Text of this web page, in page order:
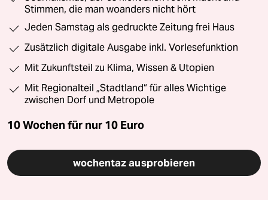
Stimmen, die man woanders nicht hört
Jeden Samstag als gedruckte Zeitung frei Haus
Zusätzlich digitale Ausgabe inkl. Vorlesefunktion
Mit Zukunftsteil zu Klima, Wissen & Utopien
Mit Regionalteil „Stadtland“ für alles Wichtige
zwischen Dorf und Metropole
10 Wochen für nur 10 Euro
wochentaz ausprobieren